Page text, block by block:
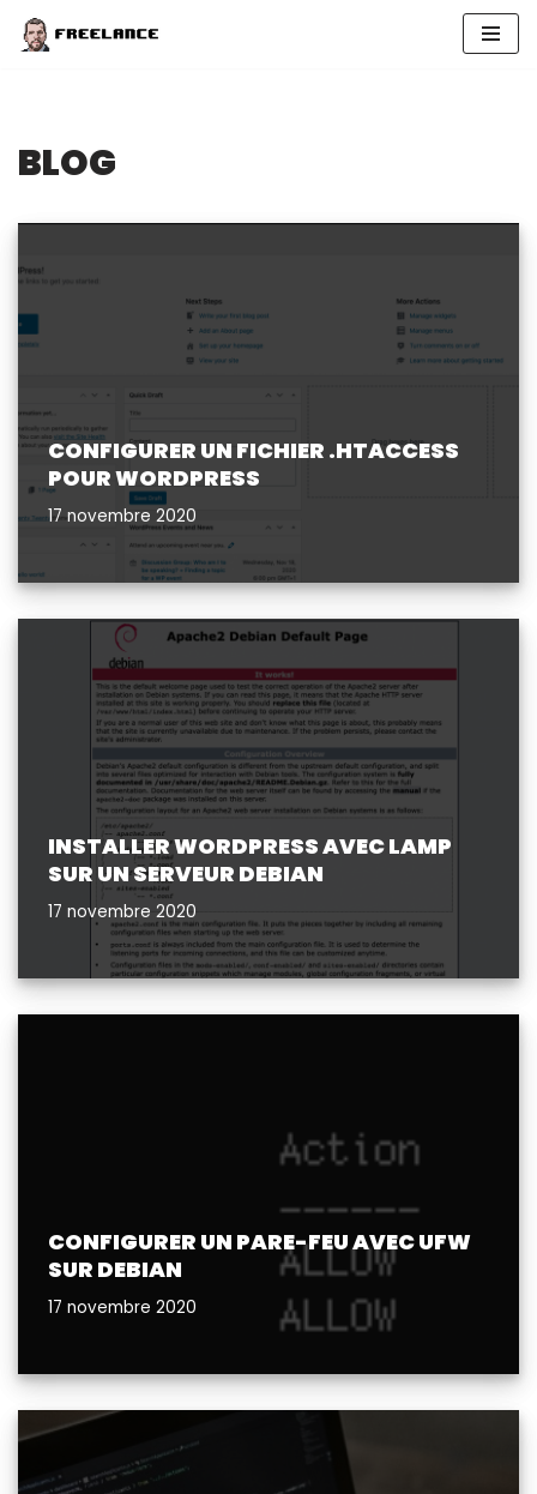
BLOG
CONFIGURER UN FICHIER .HTACCESS
POUR WORDPRESS
17 novembre 2020
INSTALLER WORDPRESS AVEC LAMP
SUR UN SERVEUR DEBIAN
17 novembre 2020
CONFIGURER UN PARE-FEU AVEC UFW
SUR DEBIAN
17 novembre 2020